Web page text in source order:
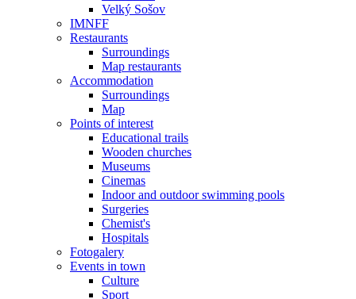
Velký Sošov
IMNFF
Restaurants
Surroundings
Map restaurants
Accommodation
Surroundings
Map
Points of interest
Educational trails
Wooden churches
Museums
Cinemas
Indoor and outdoor swimming pools
Surgeries
Chemist's
Hospitals
Fotogalery
Events in town
Culture
Sport